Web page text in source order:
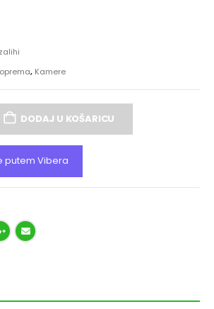
, Kamere
DODAJ U KOŠARICU
putem Vibera